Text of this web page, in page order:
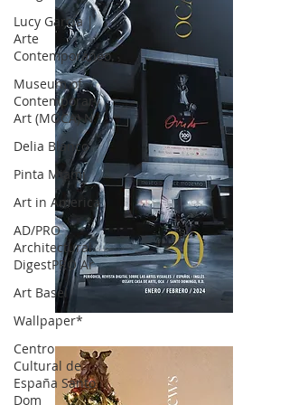
Lucy García |
Arte
Contemporáneo.
Museum of
Contemporary
Art (MOCA) N
Delia Blanco
Pinta Miami
Art in America
AD/PRO
Architectural
DigestPRO Ar
Art Basel
Wallpaper*
Centro
Cultural de
España Santo
Dom
OCA|News 30 /Enero-Febrero / 2024